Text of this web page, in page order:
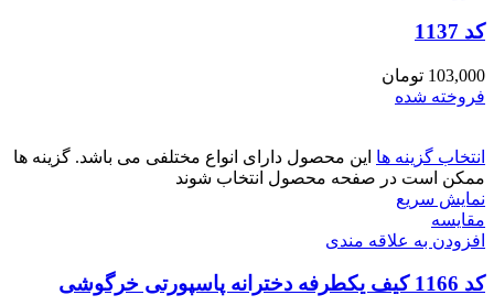
کد 1137
103,000 تومان
فروخته شده
انتخاب گزینه ها این محصول دارای انواع مختلفی می باشد. گزینه ها
ممکن است در صفحه محصول انتخاب شوند
نمایش سریع
مقايسه
افزودن به علاقه مندی
کد 1166 کیف یکطرفه دخترانه پاسپورتی خرگوشی